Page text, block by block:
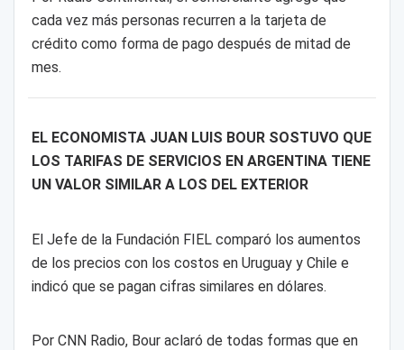
cada vez más personas recurren a la tarjeta de
crédito como forma de pago después de mitad de
mes.
EL ECONOMISTA JUAN LUIS BOUR SOSTUVO QUE
LOS TARIFAS DE SERVICIOS EN ARGENTINA TIENE
UN VALOR SIMILAR A LOS DEL EXTERIOR
El Jefe de la Fundación FIEL comparó los aumentos
de los precios con los costos en Uruguay y Chile e
indicó que se pagan cifras similares en dólares.
Por CNN Radio, Bour aclaró de todas formas que en